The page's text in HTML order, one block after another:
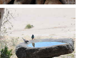
version